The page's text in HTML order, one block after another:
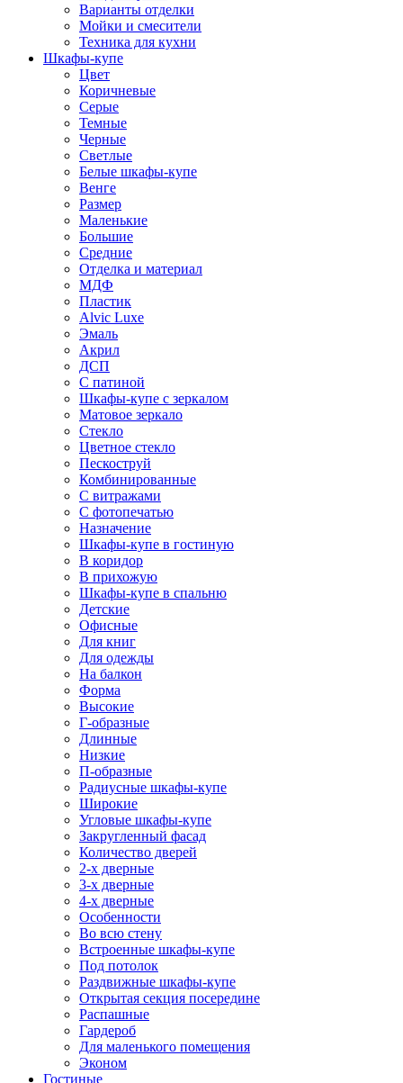
Варианты отделки
Мойки и смесители
Техника для кухни
Шкафы-купе
Цвет
Коричневые
Серые
Темные
Черные
Светлые
Белые шкафы-купе
Венге
Размер
Маленькие
Большие
Средние
Отделка и материал
МДФ
Пластик
Alvic Luxe
Эмаль
Акрил
ДСП
С патиной
Шкафы-купе с зеркалом
Матовое зеркало
Стекло
Цветное стекло
Пескоструй
Комбинированные
С витражами
С фотопечатью
Назначение
Шкафы-купе в гостиную
В коридор
В прихожую
Шкафы-купе в спальню
Детские
Офисные
Для книг
Для одежды
На балкон
Форма
Высокие
Г-образные
Длинные
Низкие
П-образные
Радиусные шкафы-купе
Широкие
Угловые шкафы-купе
Закругленный фасад
Количество дверей
2-х дверные
3-х дверные
4-х дверные
Особенности
Во всю стену
Встроенные шкафы-купе
Под потолок
Раздвижные шкафы-купе
Открытая секция посередине
Распашные
Гардероб
Для маленького помещения
Эконом
Гостиные